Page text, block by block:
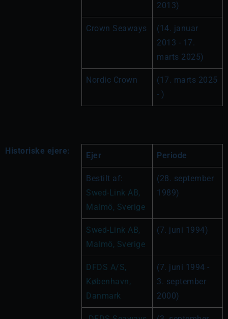
2013)
Crown Seaways
(14. januar
2013 - 17.
marts 2025)
Nordic Crown
(17. marts 2025
- )
Historiske ejere: Ejer Periode
Swed-Link AB,
Malmö, Sverige
(28. september
1989)
Swed-Link AB,
Malmö, Sverige
(7. juni 1994)
DFDS A/S,
København,
Danmark
(7. juni 1994 -
3. september
2000)